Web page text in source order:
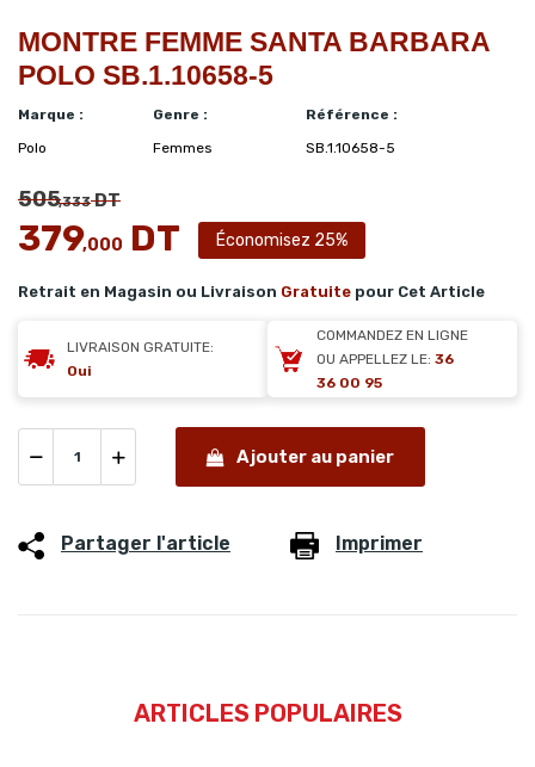
MONTRE FEMME SANTA BARBARA
POLO SB.1.10658-5
Marque :
Polo
Genre :
Femmes
Référence :
SB.1.10658-5
505,333DT
379,000 DT Économisez 25%
Retrait en Magasin ou Livraison Gratuite pour Cet Article
LIVRAISON GRATUITE:
Oui
COMMANDEZ EN LIGNE
OU APPELLEZ LE: 36
36 00 95
Ajouter au panier
Partager l'article Imprimer
ARTICLES POPULAIRES